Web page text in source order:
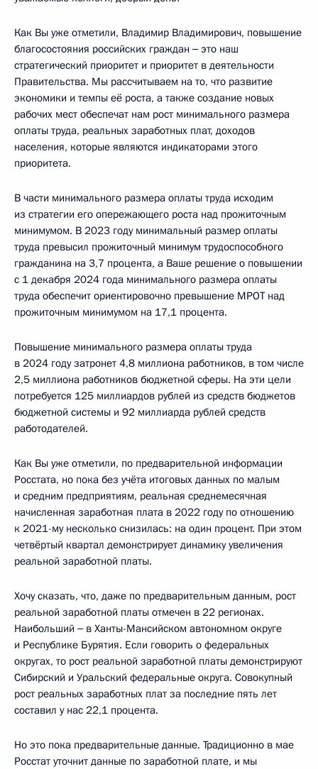
Как Вы уже отметили, Владимир Владимирович, повышение
благосостояния российских граждан ‒ это наш
стратегический приоритет и приоритет в деятельности
Правительства. Мы рассчитываем на то, что развитие
экономики и темпы её роста, а также создание новых
рабочих мест обеспечат нам рост минимального размера
оплаты труда, реальных заработных плат, доходов
населения, которые являются индикаторами этого
приоритета.
В части минимального размера оплаты труда исходим
из стратегии его опережающего роста над прожиточным
минимумом. В 2023 году минимальный размер оплаты
труда превысил прожиточный минимум трудоспособного
гражданина на 3,7 процента, а Ваше решение о повышении
с 1 декабря 2024 года минимального размера оплаты
труда обеспечит ориентировочно превышение МРОТ над
прожиточным минимумом на 17,1 процента.
Повышение минимального размера оплаты труда
в 2024 году затронет 4,8 миллиона работников, в том числе
2,5 миллиона работников бюджетной сферы. На эти цели
потребуется 125 миллиардов рублей из средств бюджетов
бюджетной системы и 92 миллиарда рублей средств
работодателей.
Как Вы уже отметили, по предварительной информации
Росстата, но пока без учёта итоговых данных по малым
и средним предприятиям, реальная среднемесячная
начисленная заработная плата в 2022 году по отношению
к 2021-му несколько снизилась: на один процент. При этом
четвёртый квартал демонстрирует динамику увеличения
реальной заработной платы.
Хочу сказать, что, даже по предварительным данным, рост
реальной заработной платы отмечен в 22 регионах.
Наибольший ‒ в Ханты-Мансийском автономном округе
и Республике Бурятия. Если говорить о федеральных
округах, то рост реальной заработной платы демонстрируют
Сибирский и Уральский федеральные округа. Совокупный
рост реальных заработных плат за последние пять лет
составил у нас 22,1 процента.
Но это пока предварительные данные. Традиционно в мае
Росстат уточнит данные по заработной плате, и мы